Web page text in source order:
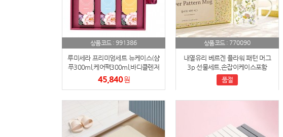
상품코드 : 991386
루미세라 프리미엄세트 뉴케이스(샴
푸300ml,케어팩300ml,바디클렌저
300ml)
45,840원
상품코드 : 770090
내열유리 베르겐 플라워 패턴 머그
3p 선물세트,손잡이케이스포함
품절